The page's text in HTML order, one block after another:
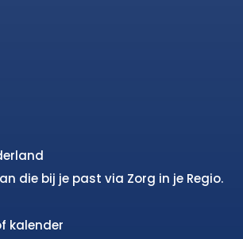
die bij je past via Zorg in je Regio.
kalender